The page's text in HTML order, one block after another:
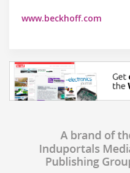
www.beckhoff.com